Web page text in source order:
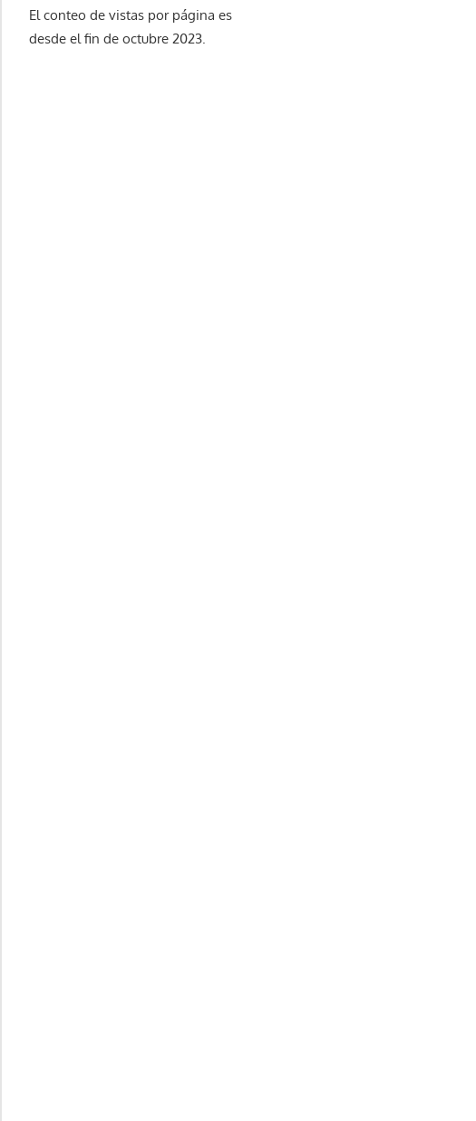
El conteo de vistas por página es
desde el fin de octubre 2023.